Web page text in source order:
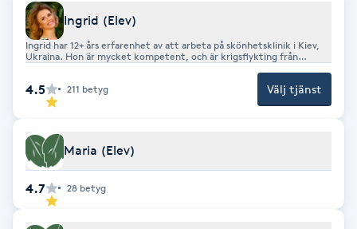
Extensions
Extensions borttagning
Eyeliner-tatuering
Face framing
Faceliftmassage
Ingrid (Elev)
Ingrid har 12+ års erfarenhet av att arbeta på skönhetsklinik i Kiev,
Ukraina. Hon är mycket kompetent, och är krigsflykting från
4.5 211 betyg Välj tjänst
Maria (Elev)
4.7 28 betyg